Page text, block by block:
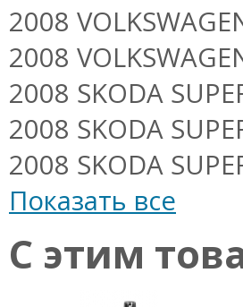
2008
2008
2008 SKODA
2008 SKODA
2008 SKODA
Показать все
С этим